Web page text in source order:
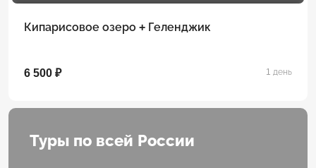
Кипарисовое озеро + Геленджик
6 500 ₽ 1 день
Туры по всей России